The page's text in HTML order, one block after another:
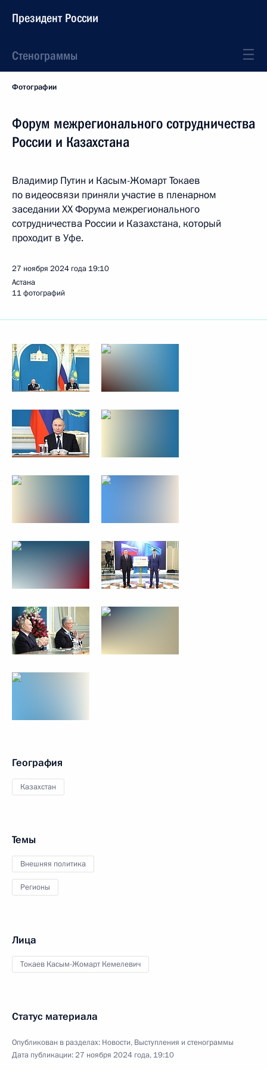
Президент России
Стенограммы
Фотографии
Форум межрегионального сотрудничества
России и Казахстана
Владимир Путин и Касым-Жомарт Токаев
по видеосвязи приняли участие в пленарном
заседании ХX Форума межрегионального
сотрудничества России и Казахстана, который
проходит в Уфе.
27 ноября 2024 года 19:10
Астана
11 фотографий
География
Казахстан
Темы
Внешняя политика
Регионы
Лица
Токаев Касым-Жомарт Кемелевич
Статус материала
Опубликован в разделах: Новости, Выступления и стенограммы
Дата публикации:27 ноября 2024 года, 19:10